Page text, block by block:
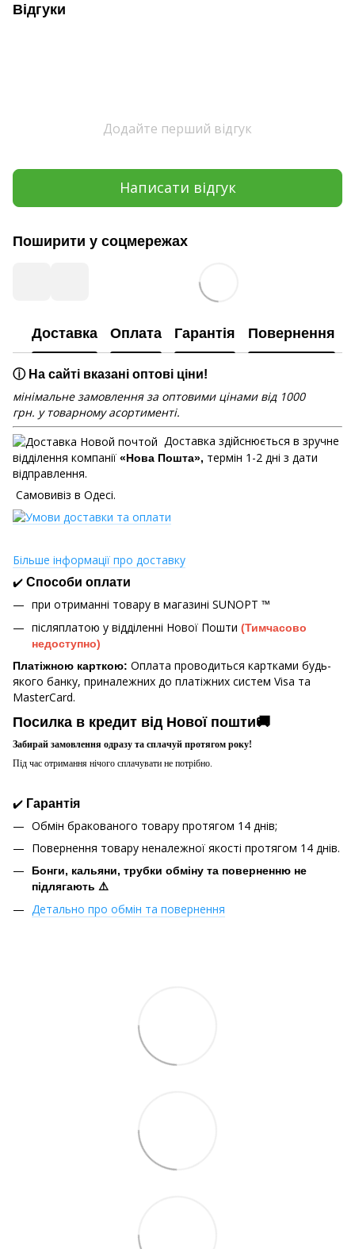
Відгуки
Додайте перший відгук
Написати відгук
Поширити у соцмережах
Доставка Оплата Гарантія Повернення
ⓘ На сайті вказані оптові ціни!
мінімальне замовлення за оптовими цінами від 1000
грн. у товарному асортименті.
Доставка здійснюється в зручне
відділення компанії «Нова Пошта», термін 1-2 дні з дати
відправлення.
Самовивіз в Одесі.
Більше інформації про доставку
✔️ Способи оплати
при отриманні товару в магазині SUNOPT ™
післяплатою у відділенні Нової Пошти (Тимчасово
недоступно)
Платіжною карткою: Оплата проводиться картками будь-
якого банку, приналежних до платіжних систем Visa та
MasterCard.
Посилка в кредит від Нової пошти🚚
Забирай замовлення одразу та сплачуй протягом року!
Під час отримання нічого сплачувати не потрібно.
✔️ Гарантія
Обмін бракованого товару протягом 14 днів;
Повернення товару неналежної якості протягом 14 днів.
Бонги, кальяни, трубки обміну та поверненню не
підлягають ⚠️
Детально про обмін та повернення